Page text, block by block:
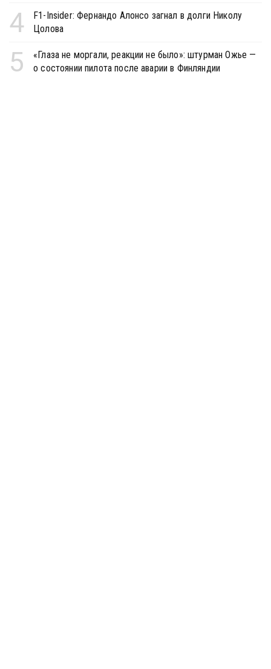
4
F1-Insider: Фернандо Алонсо загнал в долги Николу
Цолова
5
«Глаза не моргали, реакции не было»: штурман Ожье —
о состоянии пилота после аварии в Финляндии